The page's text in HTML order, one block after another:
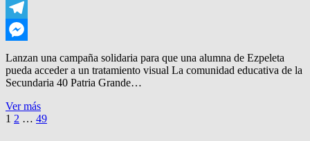
Twitter
Telegram
Messenger
Lanzan una campaña solidaria para que una alumna de Ezpeleta
pueda acceder a un tratamiento visual La comunidad educativa de la
Secundaria 40 Patria Grande…
Ver másJAZMIN
NECESITA
Paginación
Página
1 Página
2 … Página
49Página